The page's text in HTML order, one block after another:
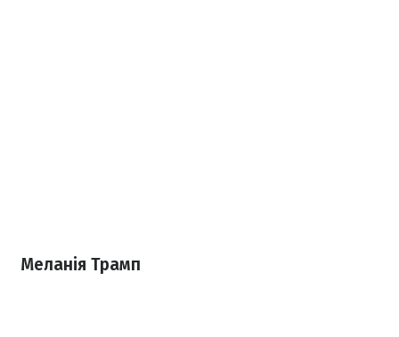
Меланія Трамп